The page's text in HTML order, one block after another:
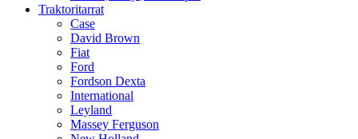
Traktoritarrat
Case
David Brown
Fiat
Ford
Fordson Dexta
International
Leyland
Massey Ferguson